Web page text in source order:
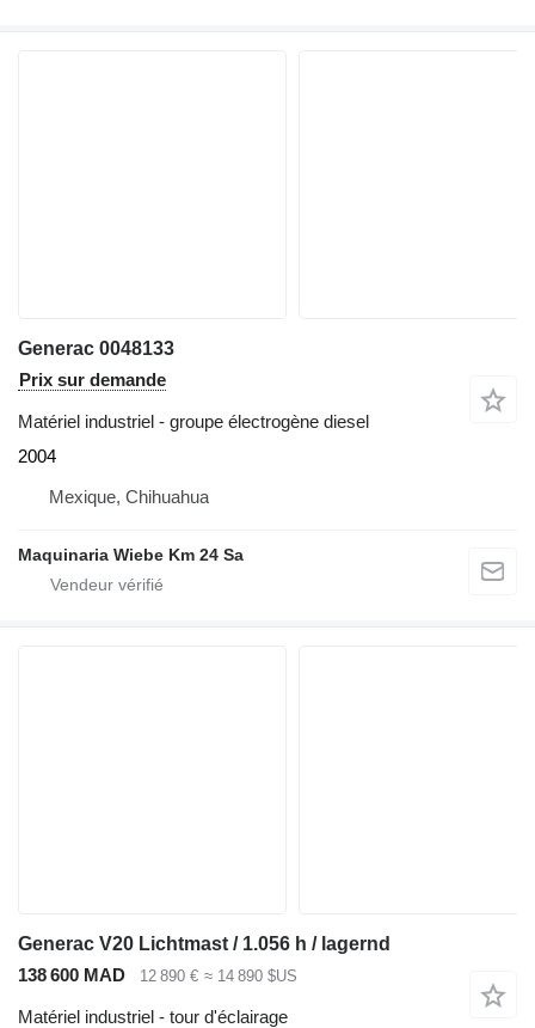
Generac 0048133
Prix sur demande
Matériel industriel - groupe électrogène diesel
2004
Mexique, Chihuahua
Maquinaria Wiebe Km 24 Sa
Generac V20 Lichtmast / 1.056 h / lagernd
138 600 MAD
12 890 € ≈ 14 890 $US
Matériel industriel - tour d'éclairage